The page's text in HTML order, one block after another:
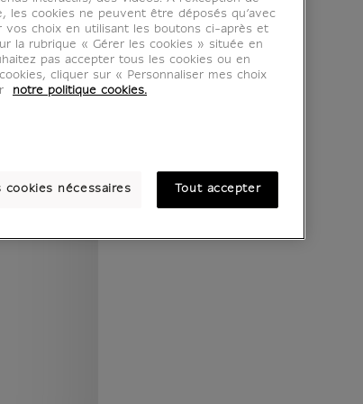
COULEUR
}}
les cookies ne peuvent être déposés qu’avec
choix en utilisant les boutons ci-après et
la rubrique « Gérer les cookies » située en
pas accepter tous les cookies ou en
cliquer sur « Personnaliser mes choix
notre politique cookies.
cookies nécessaires Tout accepter